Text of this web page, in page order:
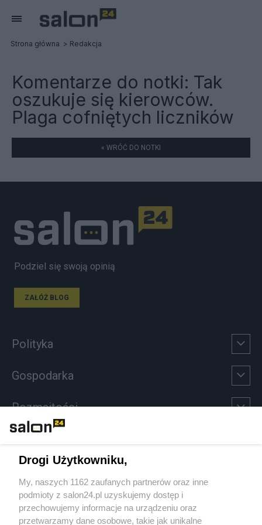
Strona główna Redakcja
Komentarze do notki: Tak
oszukuje się kierowców.
Plaga cofniętych liczników
« WRÓĆ DO NOTKI
Podziel się swoją opinią
ZAŁÓŻ BLOG
Polityka
Gospodarka
Rozmaitości
Sport
Społeczeństwo
Drogi Użytkowniku,
My, naszych 1162 zaufanych partnerów oraz inne
podmioty z salon24.pl uzyskujemy dostęp i
przechowujemy informacje na urządzeniu oraz
przetwarzamy dane osobowe, takie jak unikalne